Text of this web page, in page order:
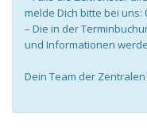
melde Dich bitte bei uns:
– Die in der
und Informationen
Dein Team der